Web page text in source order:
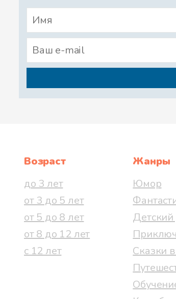
Возраст
до 3 лет
от 3 до 5 лет
от 5 до 8 лет
от 8 до 12 лет
с 12 лет
Жанры
Юмор
Детский
Сказки